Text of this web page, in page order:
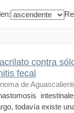
contra
fecal
de
todavía existe